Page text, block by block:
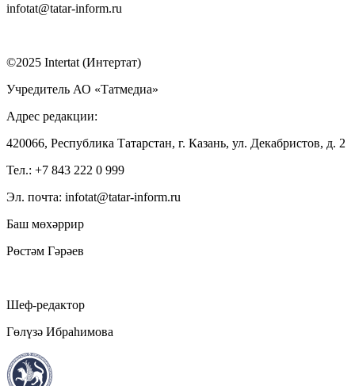
infotat@tatar-inform.ru
©2025 Intertat (Интертат)
Учредитель АО «Татмедиа»
Адрес редакции:
420066, Республика Татарстан, г. Казань, ул. Декабристов, д. 2
Тел.: +7 843 222 0 999
Эл. почта: infotat@tatar-inform.ru
Баш мөхәррир
Рөстәм Гәрәев
Шеф-редактор
Гөлүзә Ибраһимова